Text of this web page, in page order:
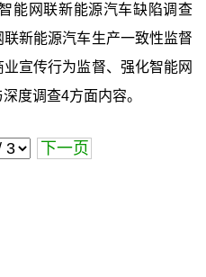
能网联新能源汽车缺陷调查
新能源汽车生产一致性监督
宣传行为监督、强化智能网
度调查4方面内容。
下一页